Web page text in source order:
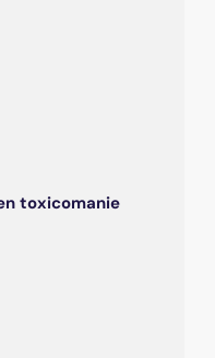
toxicomanie